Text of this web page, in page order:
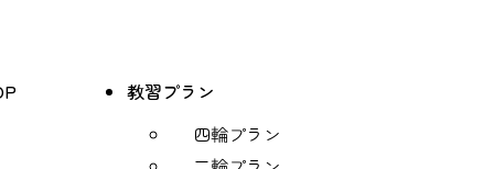
教習プラン
四輪プラン